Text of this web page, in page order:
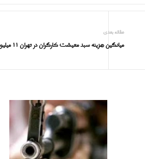
مقاله بعدی
میانگین هزینه سبد معیشت کارگران در تهران ۱۱ میلیون تومان!